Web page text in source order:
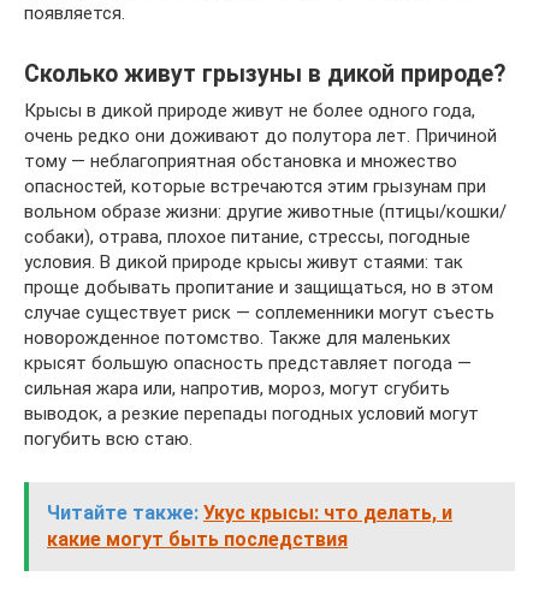
появляется.
Сколько живут грызуны в дикой природе?
Крысы в дикой природе живут не более одного года,
очень редко они доживают до полутора лет. Причиной
тому — неблагоприятная обстановка и множество
опасностей, которые встречаются этим грызунам при
вольном образе жизни: другие животные (птицы/кошки/
собаки), отрава, плохое питание, стрессы, погодные
условия. В дикой природе крысы живут стаями: так
проще добывать пропитание и защищаться, но в этом
случае существует риск — соплеменники могут съесть
новорожденное потомство. Также для маленьких
крысят большую опасность представляет погода —
сильная жара или, напротив, мороз, могут сгубить
выводок, а резкие перепады погодных условий могут
погубить всю стаю.
Читайте также: Укус крысы: что делать, и
какие могут быть последствия